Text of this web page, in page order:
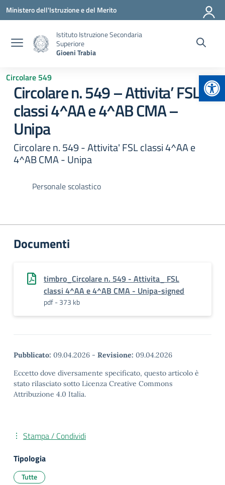
Vai ai contenuti
Vai al menu di navigazione
Vai al footer
Ministero dell'Istruzione e del Merito
Istituto Istruzione Secondaria
Superiore
Gioeni Trabia
Circolare 549
Circolare n. 549 – Attivita’ FSL
classi 4^AA e 4^AB CMA –
Unipa
Circolare n. 549 - Attivita' FSL classi 4^AA e
4^AB CMA - Unipa
Personale scolastico
Documenti
timbro_Circolare n. 549 - Attivita_ FSL
classi 4^AA e 4^AB CMA - Unipa-signed
pdf - 373 kb
Pubblicato: 09.04.2026 - Revisione: 09.04.2026
Eccetto dove diversamente specificato, questo articolo è
stato rilasciato sotto Licenza Creative Commons
Attribuzione 4.0 Italia.
Stampa / Condividi
Tipologia
Tutte